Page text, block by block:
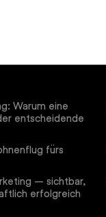
Warum eine
entscheidende
fürs
– sichtbar,
erfolgreich